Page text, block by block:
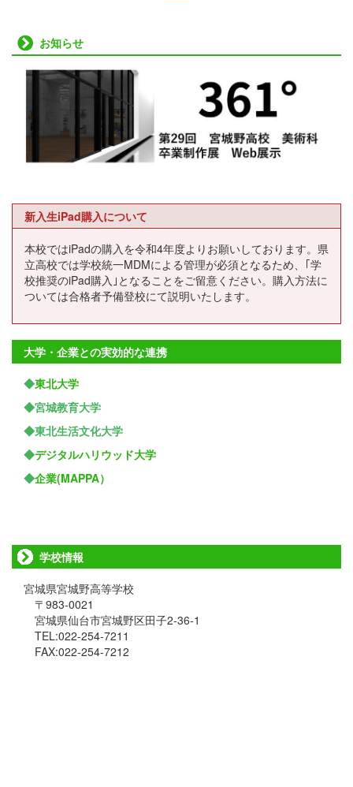
お知らせ
新入生iPad購入について
本校ではiPadの購入を令和4年度よりお願いしております。県
立高校では学校統一MDMによる管理が必須となるため、｢学
校推奨のiPad購入｣となることをご留意ください。購入方法に
ついては合格者予備登校にて説明いたします。
大学・企業との実効的な連携
◆東北大学
◆宮城教育大学
◆東北生活文化大学
◆デジタルハリウッド大学
◆企業(MAPPA）
学校情報
宮城県宮城野高等学校
〒983-0021
宮城県仙台市宮城野区田子2-36-1
TEL:022-254-7211
FAX:022-254-7212